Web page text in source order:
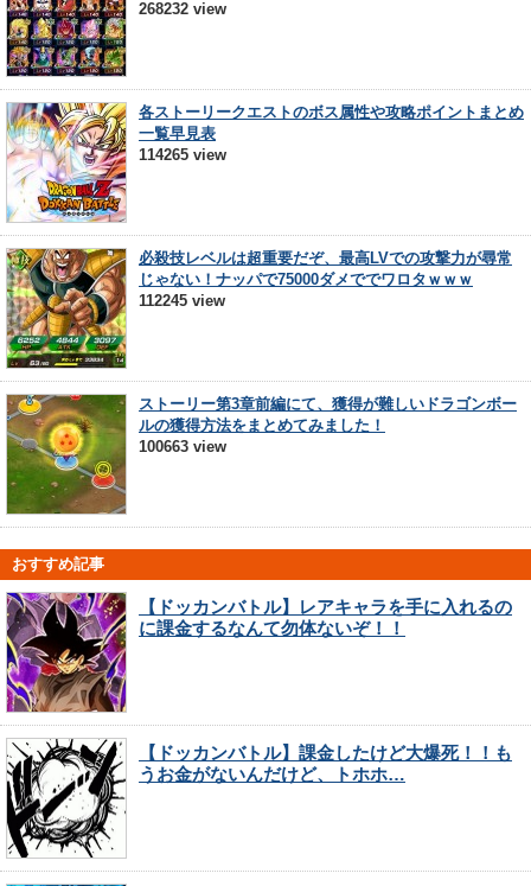
268232 view
各ストーリークエストのボス属性や攻略ポイントまとめ
一覧早見表
114265 view
必殺技レベルは超重要だぞ、最高LVでの攻撃力が尋常
じゃない！ナッパで75000ダメででワロタｗｗｗ
112245 view
ストーリー第3章前編にて、獲得が難しいドラゴンボー
ルの獲得方法をまとめてみました！
100663 view
おすすめ記事
【ドッカンバトル】レアキャラを手に入れるの
に課金するなんて勿体ないぞ！！
【ドッカンバトル】課金したけど大爆死！！も
うお金がないんだけど、トホホ…